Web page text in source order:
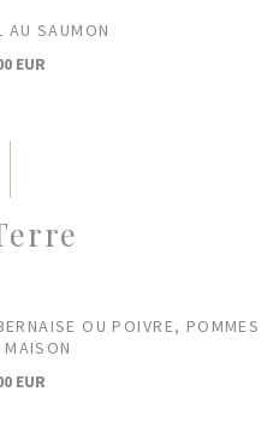
AU SAUMON
EUR
OU POIVRE, POMMES
EUR